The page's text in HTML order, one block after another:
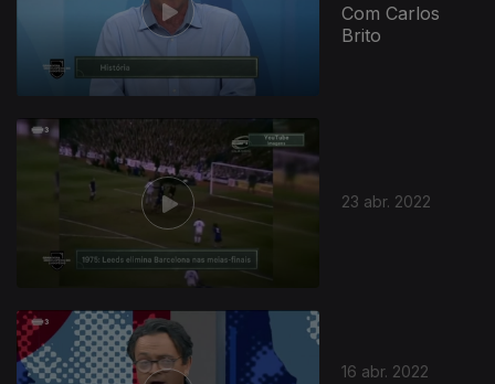
Com Carlos
Brito
23 abr. 2022
16 abr. 2022